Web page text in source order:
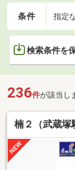
条件 指定
検索条件を
236件が該当し
楠２（武蔵塚